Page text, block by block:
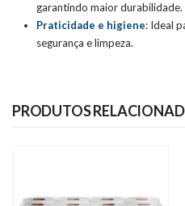
garantindo maior durabilidade.
Praticidade e higiene: Ideal
segurança e limpeza.
PRODUTOS